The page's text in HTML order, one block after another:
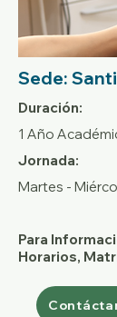
Sede:
Duración:
1 Año
Jornada:
Martes -
Para
Horarios,